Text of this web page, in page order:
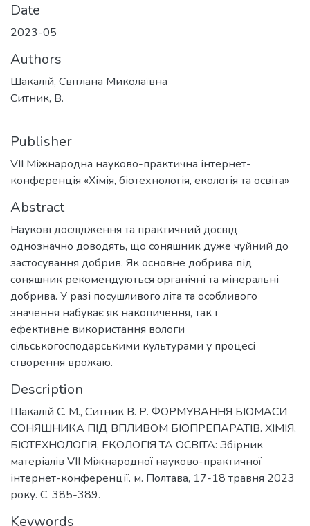
Date
2023-05
Authors
Шакалій, Світлана Миколаївна
Ситник, В.
Publisher
VІІ Міжнародна науково-практична інтернет-
конференція «Хімія, біотехнологія, екологія та освіта»
Abstract
Наукові дослідження та практичний досвід
однозначно доводять, що соняшник дуже чуйний до
застосування добрив. Як основне добрива під
соняшник рекомендуються органічні та мінеральні
добрива. У разі посушливого літа та особливого
значення набуває як накопичення, так і
ефективне використання вологи
сільськогосподарськими культурами у процесі
створення врожаю.
Description
Шакалій С. М., Ситник В. Р. ФОРМУВАННЯ БІОМАСИ
СОНЯШНИКА ПІД ВПЛИВОМ БІОПРЕПАРАТІВ. ХІМІЯ,
БІОТЕХНОЛОГІЯ, ЕКОЛОГІЯ ТА ОСВІТА: Збірник
матеріалів VІІ Міжнародної науково-практичної
інтернет-конференції. м. Полтава, 17-18 травня 2023
року. С. 385-389.
Keywords